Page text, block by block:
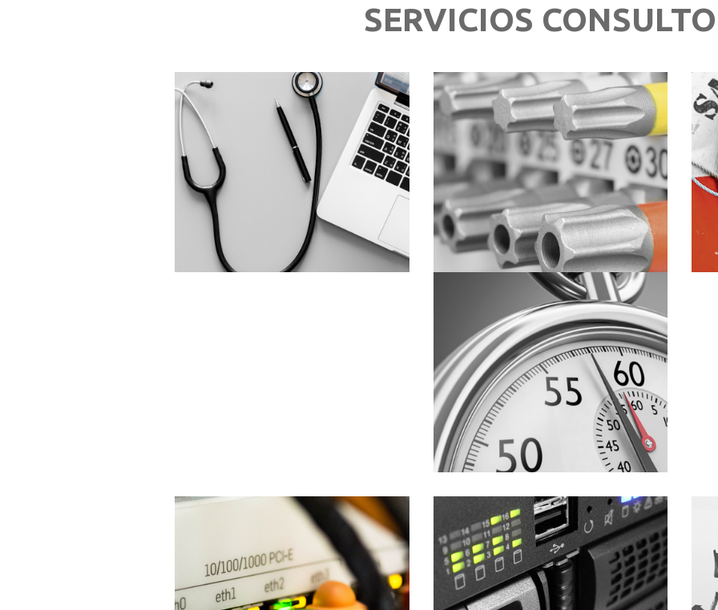
SERVICIOS
DIAGNÓSTICO DE HARDWARE
Y SOFTWARE(GRATUITO)
SERVICIO TÉCNICO
SERVICIO EXPRÉS
ESTUDIO DE REDES NAS Y DISCOS RAID